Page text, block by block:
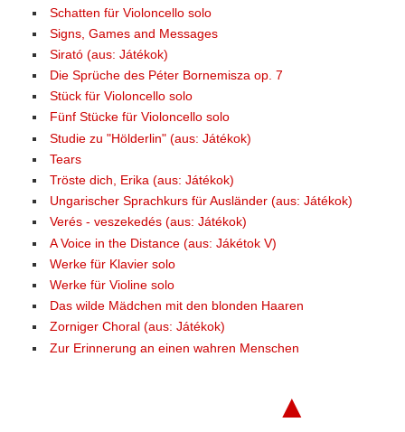
Schatten für Violoncello solo
Signs, Games and Messages
Sirató (aus: Játékok)
Die Sprüche des Péter Bornemisza op. 7
Stück für Violoncello solo
Fünf Stücke für Violoncello solo
Studie zu "Hölderlin" (aus: Játékok)
Tears
Tröste dich, Erika (aus: Játékok)
Ungarischer Sprachkurs für Ausländer (aus: Játékok)
Verés - veszekedés (aus: Játékok)
A Voice in the Distance (aus: Jákétok V)
Werke für Klavier solo
Werke für Violine solo
Das wilde Mädchen mit den blonden Haaren
Zorniger Choral (aus: Játékok)
Zur Erinnerung an einen wahren Menschen
▲